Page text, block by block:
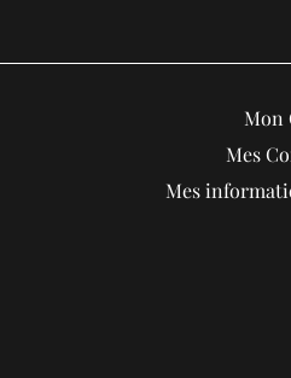
Mon
Mes
Mes